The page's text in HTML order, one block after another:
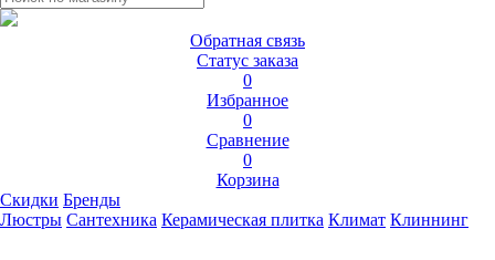
Обратная связь
Статус заказа
0
Избранное
0
Сравнение
0
Корзина
Скидки Бренды
Люстры Сантехника Керамическая плитка Климат Клиннинг